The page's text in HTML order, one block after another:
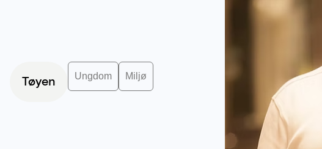
Tøyen Ungdom Miljø